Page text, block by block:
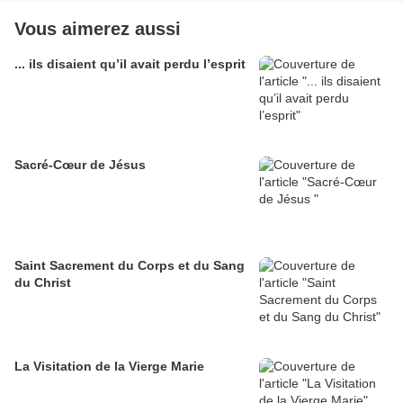
Vous aimerez aussi
... ils disaient qu’il avait perdu l’esprit
Sacré-Cœur de Jésus
Saint Sacrement du Corps et du Sang
du Christ
La Visitation de la Vierge Marie